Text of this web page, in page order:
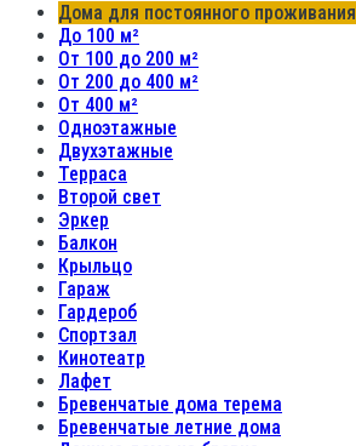
Дома для постоянного проживания
До 100 м²
От 100 до 200 м²
От 200 до 400 м²
От 400 м²
Одноэтажные
Двухэтажные
Терраса
Второй свет
Эркер
Балкон
Крыльцо
Гараж
Гардероб
Спортзал
Кинотеатр
Лафет
Бревенчатые дома терема
Бревенчатые летние дома